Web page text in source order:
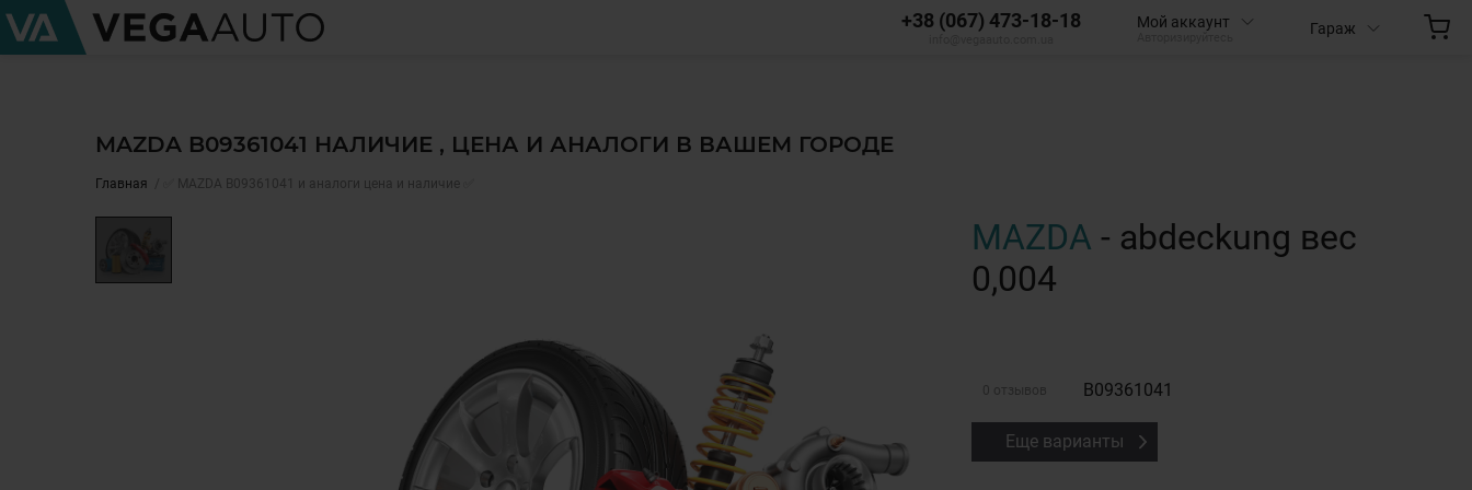
+38 (067) 473-18-18 Мой аккаунт Гараж
MAZDA B09361041 НАЛИЧИЕ , ЦЕНА И АНАЛОГИ В ВАШЕМ ГОРОДЕ
Главная ✅ MAZDA B09361041 и аналоги цена и наличие ✅
MAZDA - abdeckung вес
0,004
0 отзывов B09361041
Еще варианты